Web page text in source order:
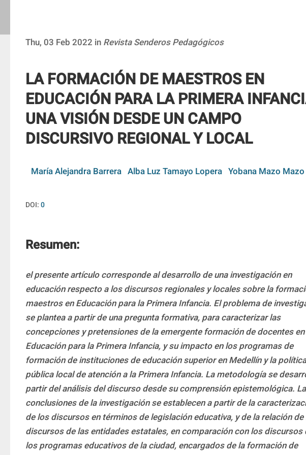
Thu, 03 Feb 2022 in Revista Senderos Pedagógicos
LA FORMACIÓN DE MAESTROS EN
EDUCACIÓN PARA LA PRIMERA
UNA VISIÓN DESDE UN CAMPO
DISCURSIVO REGIONAL Y LOCAL
María Alejandra Barrera Alba Luz Tamayo Lopera Yobana Mazo Mazo
DOI:0
Resumen:
el presente artículo corresponde al desarrollo de una investigación en
educación respecto a los discursos regionales y locales sobre la
maestros en Educación para la Primera Infancia. El problema de
se plantea a partir de una pregunta formativa, para caracterizar las
concepciones y pretensiones de la emergente formación de docentes en
Educación para la Primera Infancia, y su impacto en los programas de
formación de instituciones de educación superior en Medellín y la política
pública local de atención a la Primera Infancia. La metodología se
partir del análisis del discurso desde su comprensión epistemológica.
conclusiones de la investigación se establecen a partir de la
de los discursos en términos de legislación educativa, y de la relación
discursos de las entidades estatales, en comparación con los discursos
los programas educativos de la ciudad, encargados de la formación de